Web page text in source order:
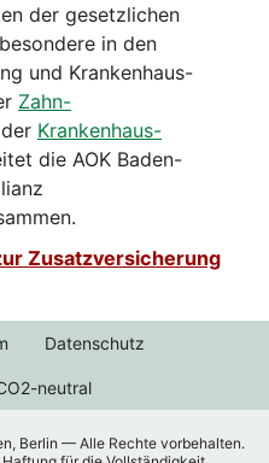
der gesetzlichen
in den
und Krankenhaus-
Zahn-
Krankenhaus-
die AOK Baden-
Zusatzversicherung
Datenschutz
neutral
Berlin — Alle Rechte vorbehalten.